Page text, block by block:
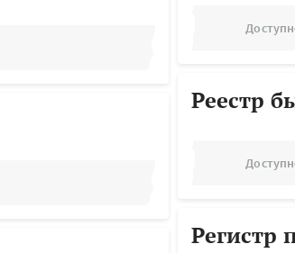
Реестр
Регистр